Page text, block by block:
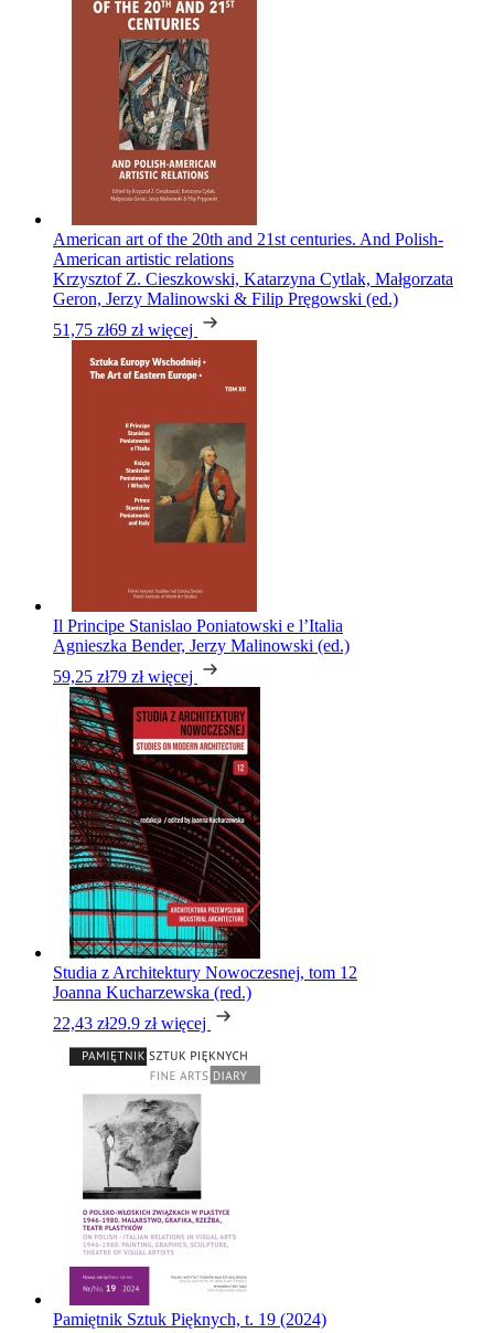
American art of the 20th and 21st centuries. And Polish-
American artistic relations
Krzysztof Z. Cieszkowski, Katarzyna Cytlak, Małgorzata
Geron, Jerzy Malinowski & Filip Pręgowski (ed.)
51,75 zł69 zł więcej
Il Principe Stanislao Poniatowski e l’Italia
Agnieszka Bender, Jerzy Malinowski (ed.)
59,25 zł79 zł więcej
Studia z Architektury Nowoczesnej, tom 12
Joanna Kucharzewska (red.)
22,43 zł29.9 zł więcej
Pamiętnik Sztuk Pięknych, t. 19 (2024)